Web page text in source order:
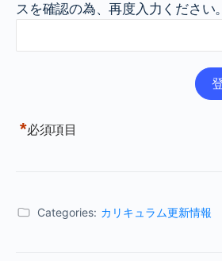
スを確認の為、再度入力ください。
*必須項目
Categories: カリキュラム更新情報